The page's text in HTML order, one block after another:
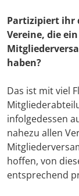
Partizipiert ihr
Vereine, die
haben?
Das ist mit viel
infolgedessen
nahezu allen
hoffen, von
entsprechend